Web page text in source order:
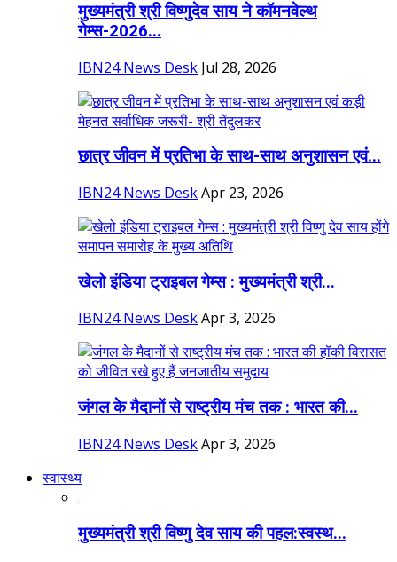
मुख्यमंत्री श्री विष्णुदेव साय ने कॉमनवेल्थ
गेम्स-2026...
IBN24 News Desk Jul 28, 2026
छात्र जीवन में प्रतिभा के साथ-साथ अनुशासन एवं...
IBN24 News DeskApr 23, 2026
खेलो इंडिया ट्राइबल गेम्स : मुख्यमंत्री श्री...
IBN24 News DeskApr 3, 2026
जंगल के मैदानों से राष्ट्रीय मंच तक : भारत की...
IBN24 News DeskApr 3, 2026
स्वास्थ्य
मुख्यमंत्री श्री विष्णु देव साय की पहल:स्वस्थ...